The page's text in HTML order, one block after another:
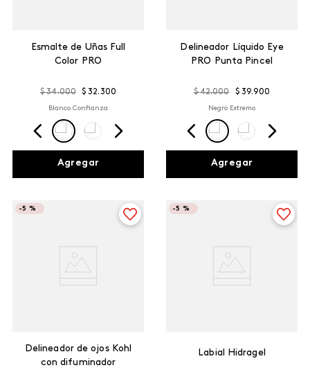
Esmalte de Uñas Full
Color PRO
$ 34.000 $ 32.300
Blanco Confianza
Agregar
Delineador Líquido Eye
PRO Punta Pincel
$ 42.000 $ 39.900
Negro Extremo
Agregar
Delineador de ojos Kohl
con difuminador
-5 %
Labial Hidragel
-5 %